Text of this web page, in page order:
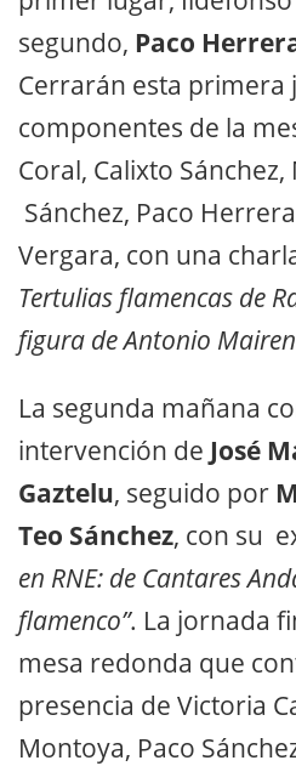
segundo, Paco
Cerrarán esta primera
componentes de la
Coral, Calixto
Sánchez, Paco
Vergara, con una
Tertulias flamencas de
figura de Antonio
La segunda mañana
intervención de José
Gaztelu, seguido por
Teo Sánchez, con su
en RNE: de Cantares
flamenco”. La jornada
mesa redonda que
presencia de Victoria
Montoya, Paco